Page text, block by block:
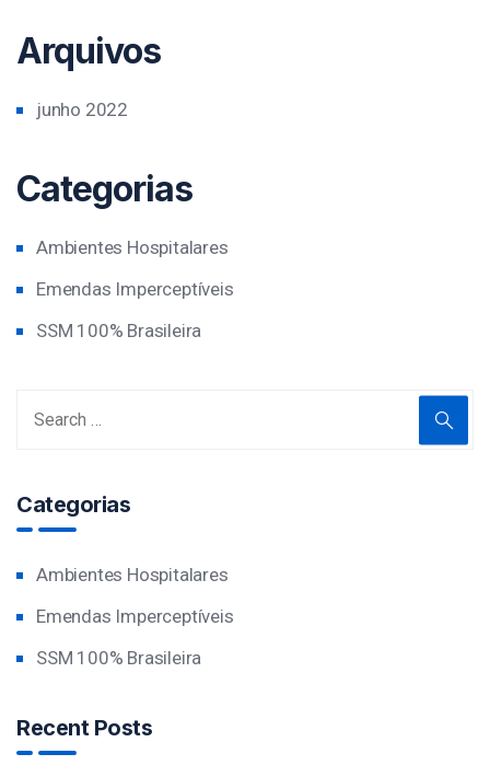
Arquivos
junho 2022
Categorias
Ambientes Hospitalares
Emendas Imperceptíveis
SSM 100% Brasileira
Categorias
Ambientes Hospitalares
Emendas Imperceptíveis
SSM 100% Brasileira
Recent Posts